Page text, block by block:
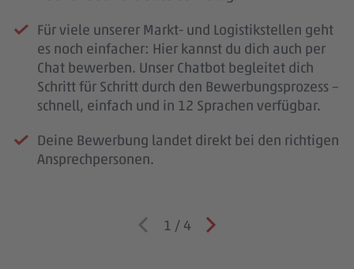
Für viele unserer Markt- und Logistikstellen geht
es noch einfacher: Hier kannst du dich auch per
Chat bewerben. Unser Chatbot begleitet dich
Schritt für Schritt durch den Bewerbungsprozess –
schnell, einfach und in 12 Sprachen verfügbar.
Deine Bewerbung landet direkt bei den richtigen
Ansprechpersonen.
1 / 4